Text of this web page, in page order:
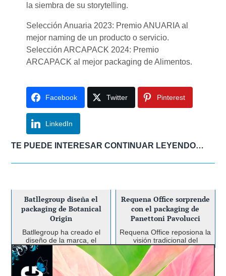
la siembra de su storytelling.
Selección Anuaria 2023: Premio ANUARIA al
mejor naming de un producto o servicio.
Selección ARCAPACK 2024: Premio
ARCAPACK al mejor packaging de Alimentos.
Facebook Twitter Pinterest
LinkedIn
TE PUEDE INTERESAR CONTINUAR LEYENDO…
Batllegroup diseña el
packaging de Botanical
Origin
Batllegroup ha creado el
diseño de la marca, el
volumen y el packaging de
la nueva marca RB,
Botanical Origin, una nueva
gama de productos de
Requena Office sorprende
con el packaging de
Panettoni Pavolucci
Requena Office reposiona la
visión tradicional del
panettone en un producto
clásico pero original,
artesanal pero
contemporáneo.
Un packaging que
transmite el respeto por la